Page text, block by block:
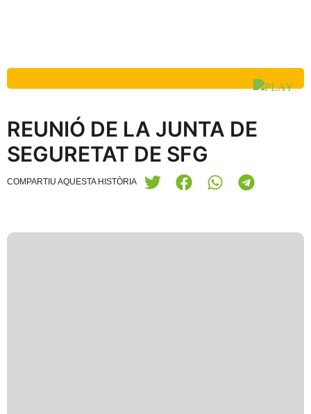
REUNIÓ DE LA JUNTA DE
SEGURETAT DE SFG
COMPARTIU AQUESTA HISTÒRIA